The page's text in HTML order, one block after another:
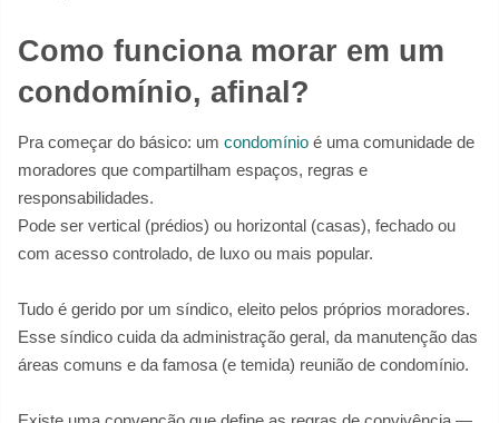
Como funciona morar em um
condomínio, afinal?
Pra começar do básico: um condomínio é uma comunidade de
moradores que compartilham espaços, regras e
responsabilidades.
Pode ser vertical (prédios) ou horizontal (casas), fechado ou
com acesso controlado, de luxo ou mais popular.
Tudo é gerido por um síndico, eleito pelos próprios moradores.
Esse síndico cuida da administração geral, da manutenção das
áreas comuns e da famosa (e temida) reunião de condomínio.